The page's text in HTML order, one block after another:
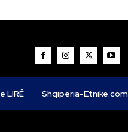
LIRË Shqipëria-Etnike.com